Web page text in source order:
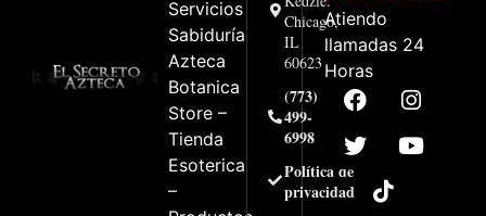
Servicios
Sabiduría
Azteca
Botanica
Store –
Tienda
Esoterica
–
Chicago,
IL
60623
(773)
499-
6998
Política de
privacidad
Atiendo
llamadas 24
Horas